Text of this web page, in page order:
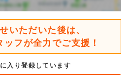
いただいた後は、
フが全力でご支援！
入り登録しています